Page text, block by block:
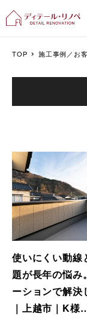
TOP 施工事例／お
使いにくい動線
題が長年の悩み
ーションで解決
｜上越市｜K様